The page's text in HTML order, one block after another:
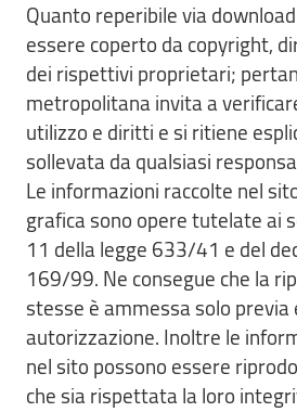
Quanto reperibile via
essere coperto da copyright,
dei rispettivi proprietari;
metropolitana invita a
utilizzo e diritti e si ritiene
sollevata da qualsiasi
Le informazioni raccolte nel
grafica sono opere tutelate ai
11 della legge 633/41 e del
169/99. Ne consegue che la
stesse è ammessa solo previa
autorizzazione. Inoltre le
nel sito possono essere
che sia rispettata la loro